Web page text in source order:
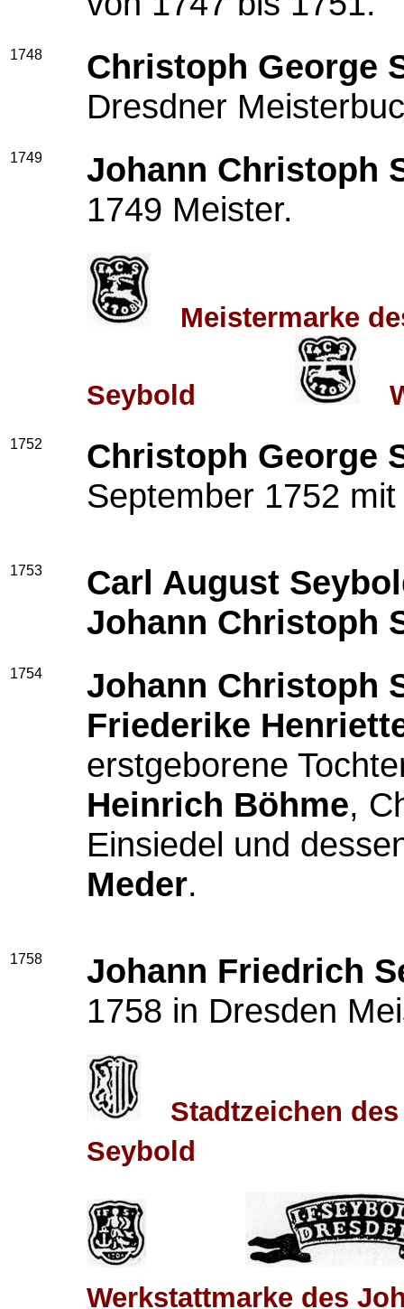
1748
Christoph George
Dresdner
1749
Johann Christoph
1749 Meister.
Meistermarke
Seybold
1752
Christoph George
September 1752
1753
Carl August
Johann Christoph
1754
Johann Christoph
Friederike
erstgeborene
Heinrich Böhme,
Einsiedel und
Meder.
1758
Johann Friedrich
1758 in Dresden
Stadtzeichen
Seybold
Werkstattmarke des